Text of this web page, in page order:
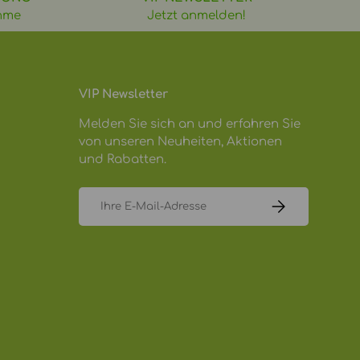
Jetzt anmelden!
VIP Newsletter
Melden Sie sich an und erfahren Sie
von unseren Neuheiten, Aktionen
und Rabatten.
E-Mail
ABONNIEREN